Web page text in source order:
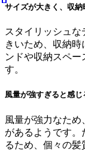
サイズが大きく、収
スタイリッシュ
きいため、収納
ンドや収納スペー
す。
風量が強すぎると感じ
風量が強力なた
があるようです。
るため、個々の